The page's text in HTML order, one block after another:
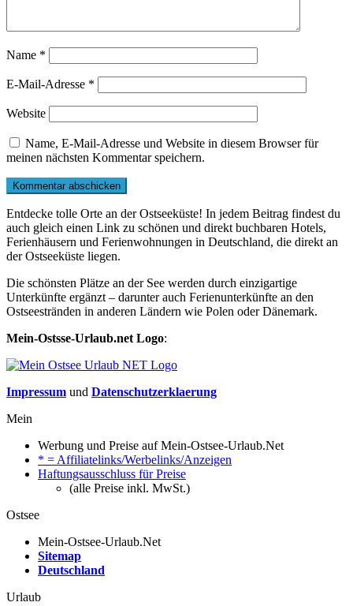
Name *
E-Mail-Adresse *
Website
Name, E-Mail-Adresse und Website in diesem Browser für
meinen nächsten Kommentar speichern.
Entdecke tolle Orte an der Ostseeküste! In jedem Beitrag findest du
auch gleich einen Link zu schönen und direkt buchbaren Hotels,
Ferienhäusern und Ferienwohnungen in Deutschland, die direkt an
der Ostseeküste liegen.
Die schönsten Plätze an der See werden durch einzigartige
Unterkünfte ergänzt – darunter auch Ferienunterkünfte an den
Ostseestränden in anderen Ländern wie Polen oder Dänemark.
Mein-Ostsse-Urlaub.net Logo:
Impressum und Datenschutzerklaerung
Mein
Werbung und Preise auf Mein-Ostsee-Urlaub.Net
* = Affiliatelinks/Werbelinks/Anzeigen
Haftungsausschluss für Preise
(alle Preise inkl. MwSt.)
Ostsee
Mein-Ostsee-Urlaub.Net
Sitemap
Deutschland
Urlaub